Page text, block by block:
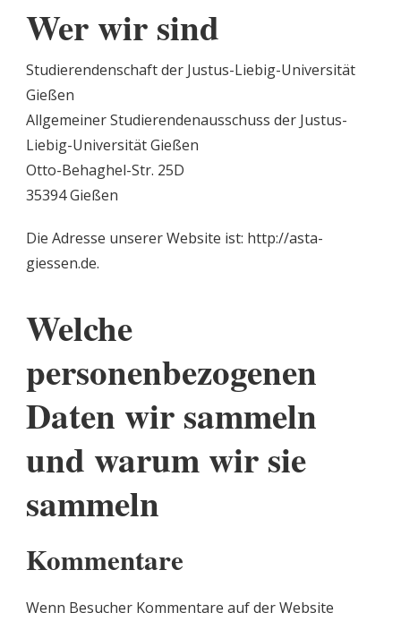
Wer wir sind
Studierendenschaft der Justus-Liebig-Universität
Gießen
Allgemeiner Studierendenausschuss der Justus-
Liebig-Universität Gießen
Otto-Behaghel-Str. 25D
35394 Gießen
Die Adresse unserer Website ist: http://asta-
giessen.de.
Welche
personenbezogenen
Daten wir sammeln
und warum wir sie
sammeln
Kommentare
Wenn Besucher Kommentare auf der Website